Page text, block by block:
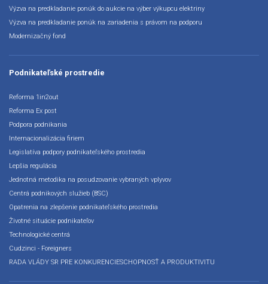
Výzva na predkladanie ponúk do aukcie na výber výkupcu elektriny
Výzva na predkladanie ponúk na zariadenia s právom na podporu
Modernizačný fond
Podnikateľské prostredie
Reforma 1in2out
Reforma Ex post
Podpora podnikania
Internacionalizácia firiem
Legislatíva podpory podnikateľského prostredia
Lepšia regulácia
Jednotná metodika na posudzovanie vybraných vplyvov
Centrá podnikových služieb (BSC)
Opatrenia na zlepšenie podnikateľského prostredia
Životné situácie podnikateľov
Technologické centrá
Cudzinci - Foreigners
RADA VLÁDY SR PRE KONKURENCIESCHOPNOSŤ A PRODUKTIVITU